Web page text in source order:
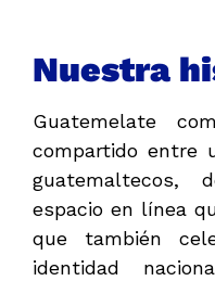
Nuestra
Guatemelate
compartido entre
guatemaltecos,
espacio en línea
que también
identidad